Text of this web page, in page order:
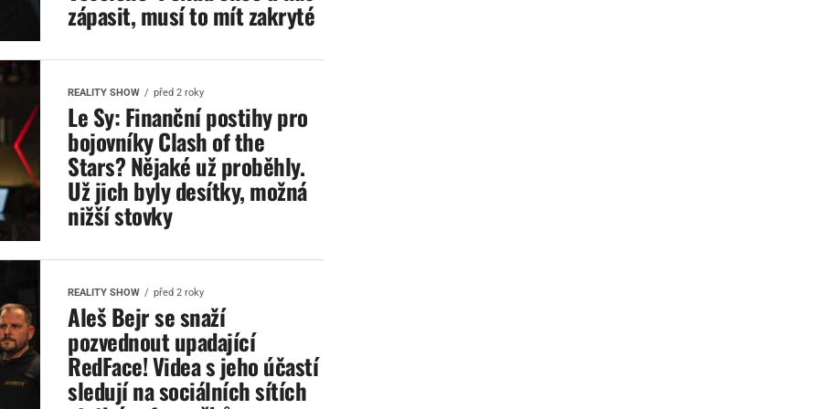
zápasit, musí to mít zakryté
REALITY SHOW před 2 roky
Le Sy: Finanční postihy pro
bojovníky Clash of the
Stars? Nějaké už proběhly.
Už jich byly desítky, možná
nižší stovky
REALITY SHOW před 2 roky
Aleš Bejr se snaží
pozvednout upadající
RedFace! Videa s jeho účastí
sledují na sociálních sítích